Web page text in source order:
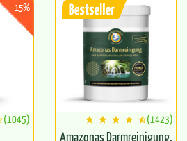
-15%
(1045) (1423)
Amazonas Darmreinigung,